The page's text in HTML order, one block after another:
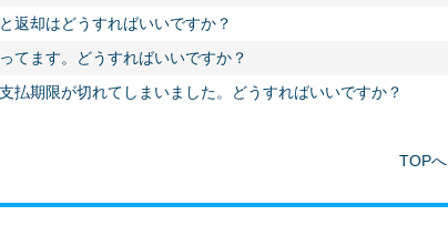
返却はどうすればいいですか？
てます。どうすればいいですか？
払期限が切れてしまいました。どうすればいいですか？
TOPへ